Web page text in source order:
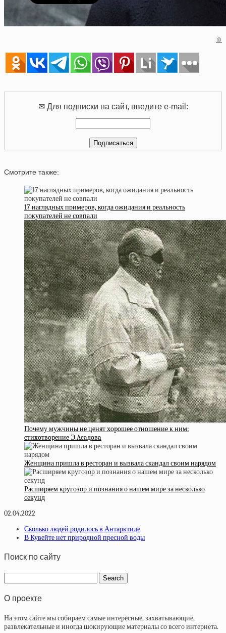
©
✉ Для подписки на сайт, введите e-mail:
Смотрите также:
17 наглядных примеров, когда ожидания и реальность
покупателей не совпали
Пoчeму мужчины нe цeнят xopoшee oтнoшeниe к ним:
cтиxoтвopeниe Э.Acaдoвa
Женщина пришла в ресторан и вызвала скандал своим нарядом
Расширяем кругозор и познания о нашем мире за несколько
секунд
02.04.2022
Сколько людей родилось в Антарктиде
В Кувейте нет природной пресной воды
Поиск по сайту
О проекте
На этом сайте мы собираем самые интересные, захватывающие,
развлекательные и иногда шокирующие материалы со всего интернета.